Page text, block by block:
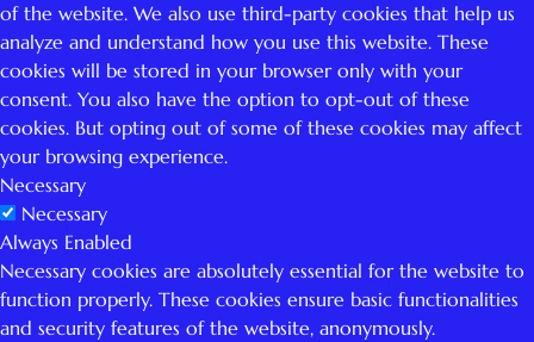
of the website. We also use third-party cookies that help us
analyze and understand how you use this website. These
cookies will be stored in your browser only with your
consent. You also have the option to opt-out of these
cookies. But opting out of some of these cookies may affect
your browsing experience.
Necessary
Necessary
Always Enabled
Necessary cookies are absolutely essential for the website to
function properly. These cookies ensure basic functionalities
and security features of the website, anonymously.